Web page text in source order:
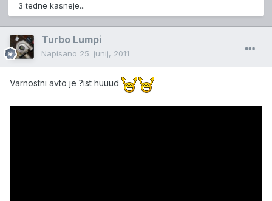
3 tedne kasneje...
Turbo Lumpi
Napisano 25. junij, 2011
Varnostni avto je ?ist huuud